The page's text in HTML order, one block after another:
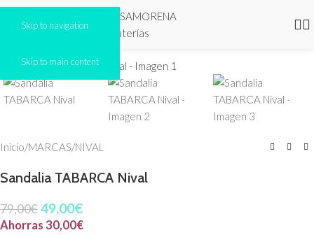
Skip to navigation
Skip to main content
Inicio/MARCAS/NIVAL
Sandalia TABARCA Nival
79,00€49,00€
Ahorras 30,00€